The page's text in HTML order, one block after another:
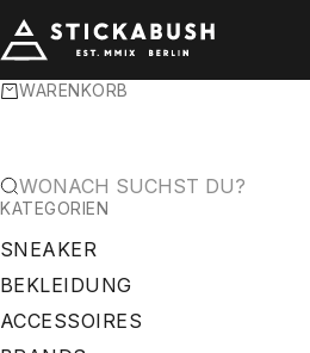
STICKABUSH
WARENKORB
WONACH SUCHST DU?
KATEGORIEN
SNEAKER
BEKLEIDUNG
ACCESSOIRES